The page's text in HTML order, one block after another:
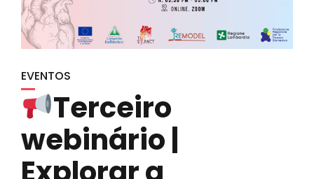
EVENTOS
Terceiro
webinário |